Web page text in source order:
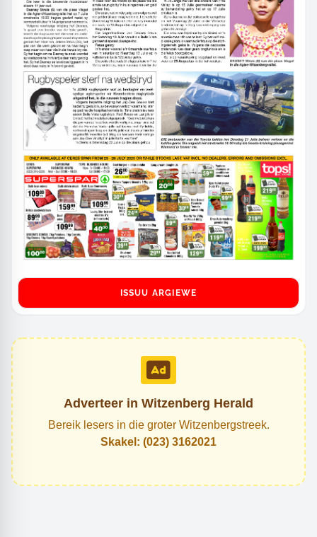
ISSUU ARGIEWE
Adverteer in Witzenberg Herald
Bereik lesers in die groter Witzenbergstreek.
Skakel: (023) 3162021